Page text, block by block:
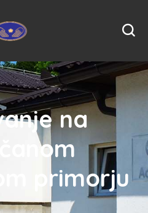
na
primorju